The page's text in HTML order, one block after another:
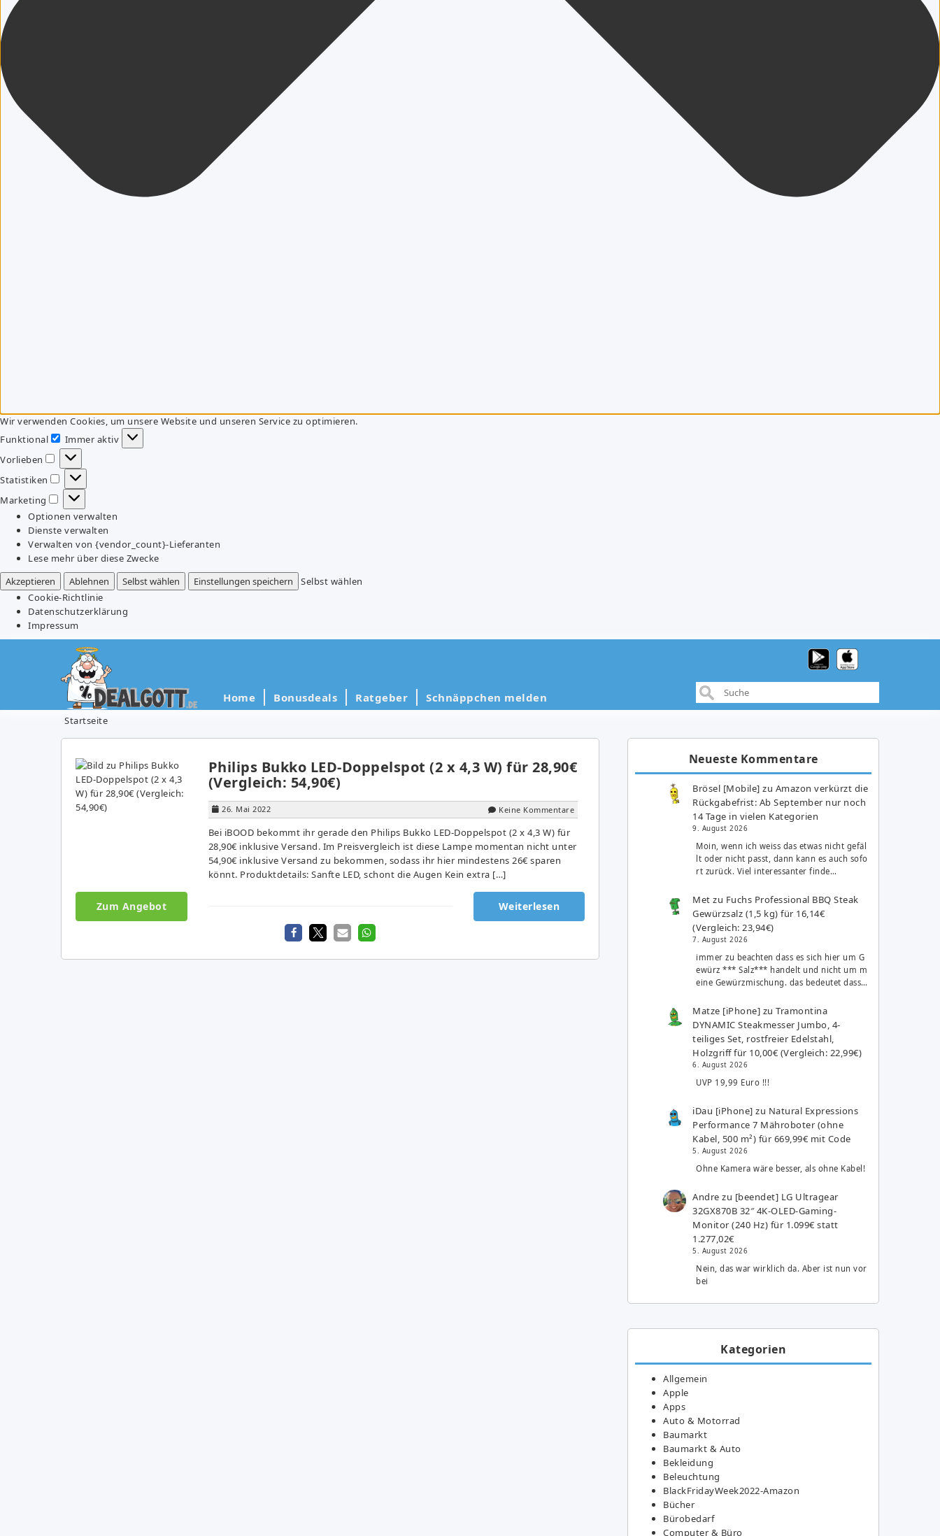
Wir verwenden Cookies, um unsere Website und unseren Service zu optimieren.
Funktional
Funktional
Immer aktiv
Vorlieben
Vorlieben
Statistiken
Statistiken
Marketing
Marketing
Optionen verwalten
Dienste verwalten
Verwalten von {vendor_count}-Lieferanten
Lese mehr über diese Zwecke
Akzeptieren
Ablehnen Selbst wählen Einstellungen speichern
Selbst wählen
Cookie-Richtlinie
Datenschutzerklärung
Impressum
Home Bonusdeals Ratgeber Schnäppchen melden
Startseite
Philips Bukko LED-Doppelspot (2 x 4,3 W) für 28,90€
(Vergleich: 54,90€)
26. Mai 2022 Keine Kommentare
Bei iBOOD bekommt ihr gerade den Philips Bukko LED-Doppelspot (2 x 4,3 W) für
28,90€ inklusive Versand. Im Preisvergleich ist diese Lampe momentan nicht unter
54,90€ inklusive Versand zu bekommen, sodass ihr hier mindestens 26€ sparen
könnt. Produktdetails: Sanfte LED, schont die Augen Kein extra […]
Zum Angebot Weiterlesen
Neueste Kommentare
Brösel [Mobile] zu Amazon verkürzt die
Rückgabefrist: Ab September nur noch
14 Tage in vielen Kategorien
9. August 2026
Moin, wenn ich weiss das etwas nicht gefäl
lt oder nicht passt, dann kann es auch sofo
rt zurück. Viel interessanter finde…
Met zu Fuchs Professional BBQ Steak
Gewürzsalz (1,5 kg) für 16,14€
(Vergleich: 23,94€)
7. August 2026
immer zu beachten dass es sich hier um G
ewürz *** Salz*** handelt und nicht um m
eine Gewürzmischung. das bedeutet dass…
Matze [iPhone] zuTramontina
DYNAMIC Steakmesser Jumbo, 4-
teiliges Set, rostfreier Edelstahl,
Holzgriff für 10,00€ (Vergleich: 22,99€)
6. August 2026
UVP 19,99 Euro !!!
iDau [iPhone] zu Natural Expressions
Performance 7 Mähroboter (ohne
Kabel, 500 m²) für 669,99€ mit Code
5. August 2026
Ohne Kamera wäre besser, als ohne Kabel!
Andre zu [beendet] LG Ultragear
32GX870B 32″ 4K-OLED-Gaming-
Monitor (240 Hz) für 1.099€ statt
1.277,02€
5. August 2026
Nein, das war wirklich da. Aber ist nun vor
bei
Kategorien
Allgemein
Apple
Apps
Auto & Motorrad
Baumarkt
Baumarkt & Auto
Bekleidung
Beleuchtung
BlackFridayWeek2022-Amazon
Bücher
Bürobedarf
Computer & Büro